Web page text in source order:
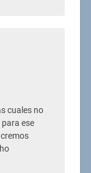
cuales no
ese